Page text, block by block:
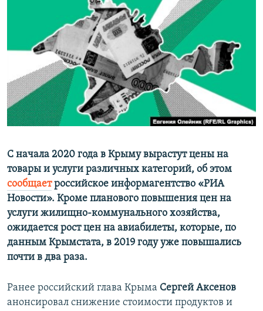
СОВЕТЫ ПРАВОЗАЩИТНИКОВ
ПРОПАВШИЕ БЕЗ ВЕСТИ
ПОБЕДИТЕЛЕЙ НЕ СУДЯТ?
КРЫМ.НЕПОКОРЕННЫЙ
ELIFBE
УКРАИНСКАЯ ПРОБЛЕМА КРЫМА
ПРИСОЕДИНЯЙТЕСЬ!
С начала 2020 года в Крыму вырастут цены на
товары и услуги различных категорий, об этом
сообщаетроссийское информагентство «РИА
Новости». Кроме планового повышения цен на
услуги жилищно-коммунального хозяйства,
ожидается рост цен на авиабилеты, которые, по
данным Крымстата, в 2019 году уже повышались
почти в два раза.
Ранее российский глава Крыма Сергей Аксенов
анонсировал снижение стоимости продуктов и